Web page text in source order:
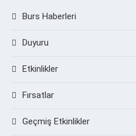
Burs Haberleri
Duyuru
Etkinlikler
Fırsatlar
Geçmiş Etkinlikler